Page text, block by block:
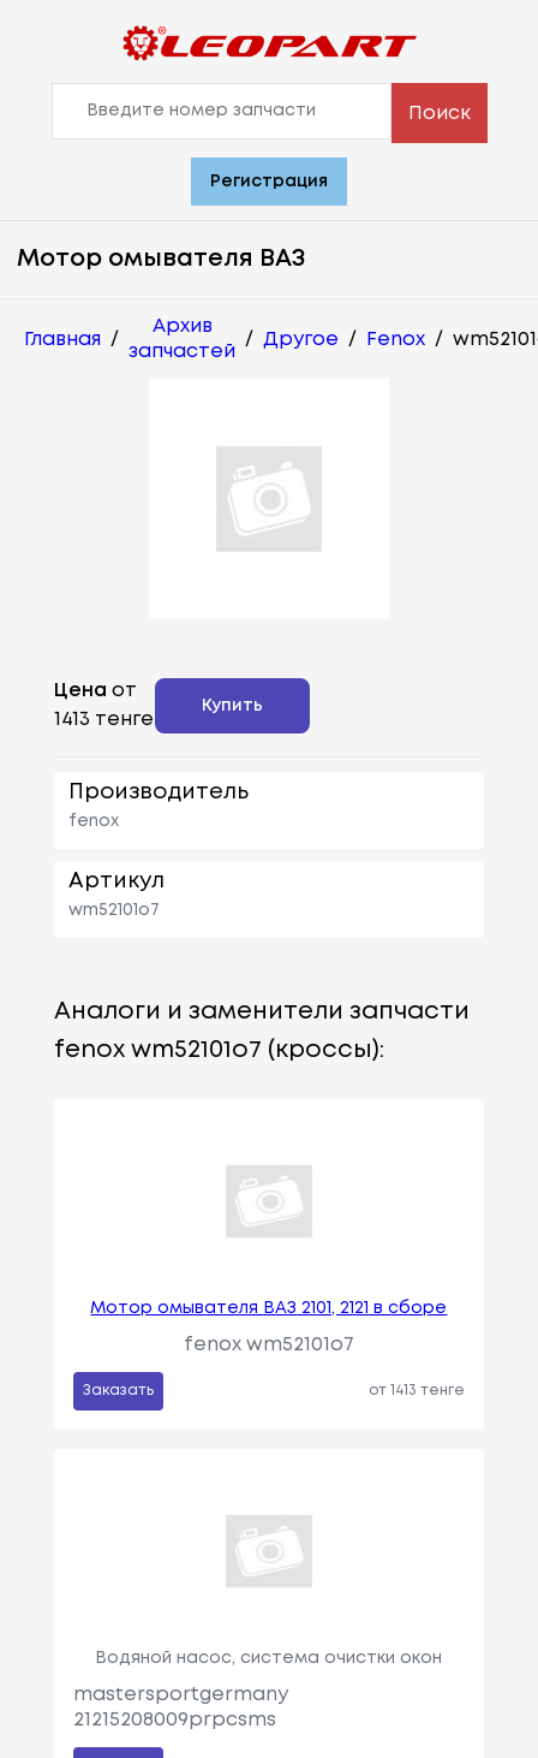
Поиск
Регистрация
Мотор омывателя ВАЗ
Главная /
Архив
запчастей
/ Другое / Fenox /
Цена от
1413 тенге
Купить
Производитель
fenox
Артикул
wm52101o7
Аналоги и заменители запчасти
fenox wm52101o7 (кроссы):
Мотор омывателя ВАЗ 2101, 2121 в сборе
fenox wm52101o7
Заказать от 1413 тенге
Водяной насос, система очистки окон
mastersportgermany
21215208009prpcsms